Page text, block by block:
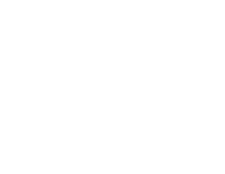
2 přistýlek: s vlastním
přistýlek - SPR+WC,
formou pevného lůžka .